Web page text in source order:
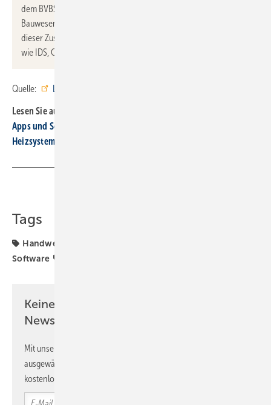
dem BVBS (Bundesverband Software und Digitalisierung im
Bauwesen) unter Administration der ITEK entstanden. Im Zuge
dieser Zusammenarbeit sind schon einige weitere Schnittstellen
wie IDS, OMD und der Einsatz von ZUGFeRD entstanden.
Quelle:
Lesen Sie auch:
Apps und Software für Handwerker und Planer
Heizsysteme: Apps und Software für die Druckhaltung
Tags
Handwerkersoftware
Software
Keine Zeit? Kein Problem mit dem SBZ
Newsletter!
Mit unserem Newsletter erhalten Sie regelmäßig von uns
ausgewählte Informationen und Neuigkeiten, gebündelt und
kostenlos direkt ins Postfach.